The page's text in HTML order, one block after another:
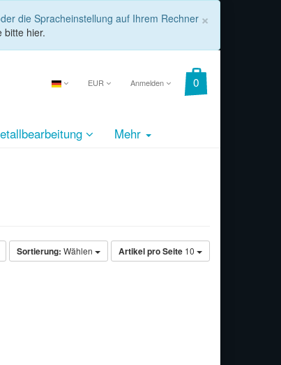
×
die Spracheinstellung auf Ihrem Rechner
bitte hier.
EUR Anmelden
Mehr
Sortierung: Wählen Artikel pro Seite 10